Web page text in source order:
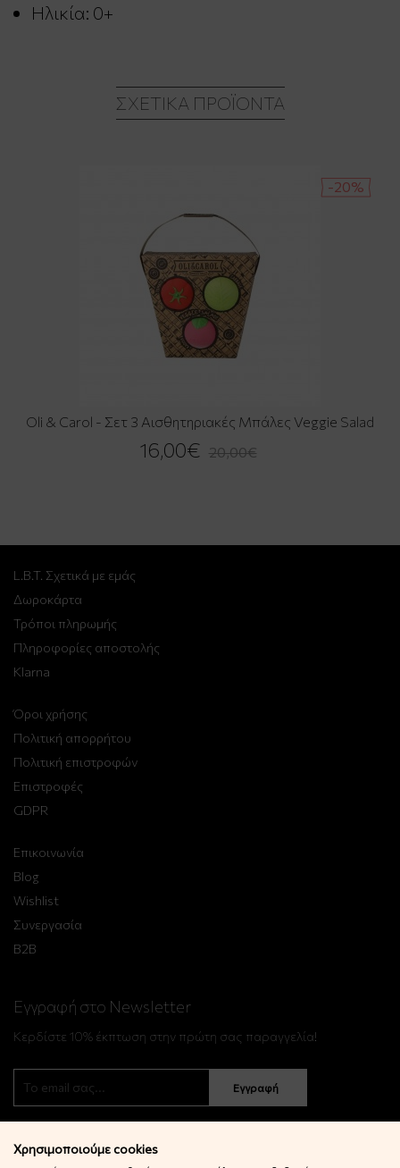
Ηλικία: 0+
ΣΧΕΤΙΚΆ ΠΡΟΪΌΝΤΑ
-20%
Oli & Carol - Σετ 3 Αισθητηριακές Μπάλες Veggie Salad
16,00€ 20,00€
L.B.T. Σχετικά με εμάς
Δωροκάρτα
Τρόποι πληρωμής
Πληροφορίες αποστολής
Klarna
Όροι χρήσης
Πολιτική απορρήτου
Πολιτική επιστροφών
Επιστροφές
GDPR
Επικοινωνία
Blog
Wishlist
Συνεργασία
B2B
Εγγραφή στο Newsletter
Κερδίστε 10% έκπτωση στην πρώτη σας παραγγελία!
Εγγραφή
Χρησιμοποιούμε cookies